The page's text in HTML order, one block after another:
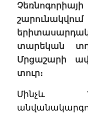
տարեկան
Մրցաշարի
տուր։
Մինչև